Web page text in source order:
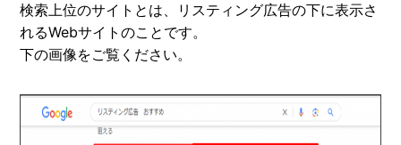
検索上位のサイトとは、リスティング広告の下に表示さ
れるWebサイトのことです。
下の画像をご覧ください。